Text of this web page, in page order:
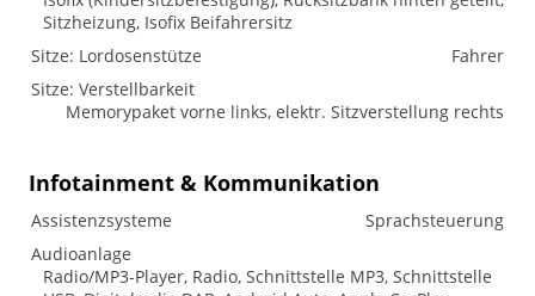
Sitzheizung, Isofix Beifahrersitz
Sitze: Lordosenstütze
Fahrer
Sitze: Verstellbarkeit
Memorypaket vorne links, elektr. Sitzverstellung rechts
Infotainment & Kommunikation
Assistenzsysteme
Sprachsteuerung
Audioanlage
Radio/MP3-Player, Radio, Schnittstelle MP3, Schnittstelle